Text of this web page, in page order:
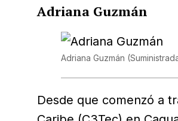
Adriana Guzmán
Adriana Guzmán
Desde que comenzó a